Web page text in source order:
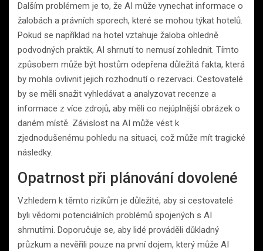
Dalším problémem je to, že AI může vynechat informace o
žalobách a právních sporech, které se mohou týkat hotelů.
Pokud se například na hotel vztahuje žaloba ohledně
podvodných praktik, AI shrnutí to nemusí zohlednit. Tímto
způsobem může být hostům odepřena důležitá fakta, která
by mohla ovlivnit jejich rozhodnutí o rezervaci. Cestovatelé
by se měli snažit vyhledávat a analyzovat recenze a
informace z více zdrojů, aby měli co nejúplnější obrázek o
daném místě. Závislost na AI může vést k
zjednodušenému pohledu na situaci, což může mít tragické
následky.
Opatrnost při plánování dovolené
Vzhledem k těmto rizikům je důležité, aby si cestovatelé
byli vědomi potenciálních problémů spojených s AI
shrnutími. Doporučuje se, aby lidé prováděli důkladný
průzkum a nevěřili pouze na první dojem, který může AI